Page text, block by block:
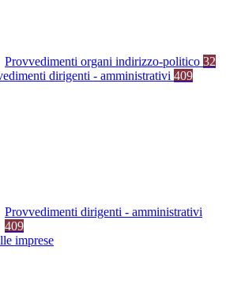
Provvedimenti organi indirizzo-politico 32
dirigenti - amministrativi 409
Provvedimenti dirigenti - amministrativi
409
imprese